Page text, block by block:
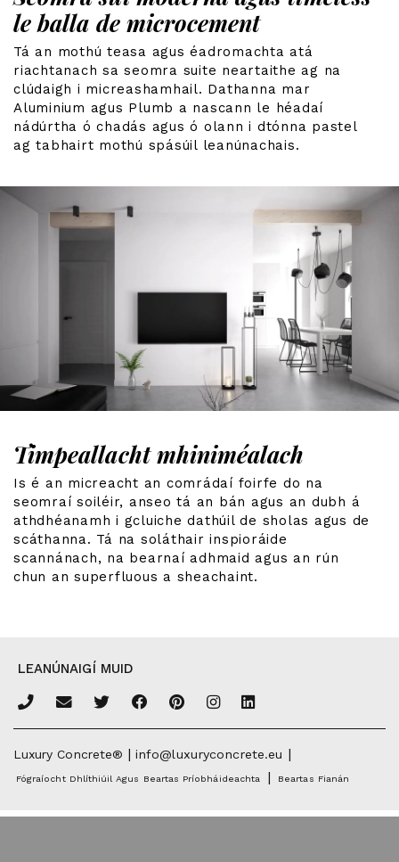
le balla de microcement
Tá an mothú teasa agus éadromachta atá
riachtanach sa seomra suite neartaithe ag na
clúdaigh i micreashamhail. Dathanna mar
Aluminium agus Plumb a nascann le héadaí
nádúrtha ó chadás agus ó olann i dtónna pastel
ag tabhairt mothú spásúil leanúnachais.
Timpeallacht mhiniméalach
Is é an micreacht an comrádaí foirfe do na
seomraí soiléir, anseo tá an bán agus an dubh á
athdhéanamh i gcluiche dathúil de sholas agus de
scáthanna. Tá na soláthair inspioráide
scannánach, na bearnaí adhmaid agus an rún
chun an superfluous a sheachaint.
LEANÚNAIGÍ MUID
Luxury Concrete® |info@luxuryconcrete.eu |
Fógraíocht Dhlíthiúil Agus Beartas Príobháideachta | Beartas Fianán